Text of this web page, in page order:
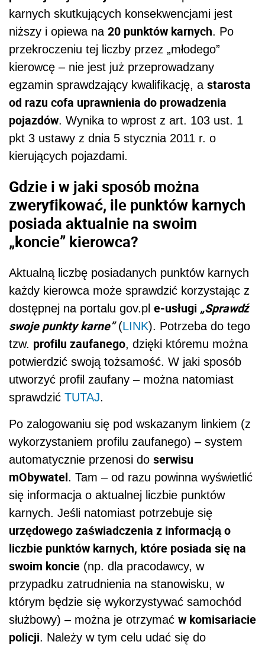
karnych skutkujących konsekwencjami jest
niższy i opiewa na 20 punktów karnych. Po
przekroczeniu tej liczby przez „młodego”
kierowcę – nie jest już przeprowadzany
egzamin sprawdzający kwalifikację, a starosta
od razu cofa uprawnienia do prowadzenia
pojazdów. Wynika to wprost z art. 103 ust. 1
pkt 3 ustawy z dnia 5 stycznia 2011 r. o
kierujących pojazdami.
Gdzie i w jaki sposób można
zweryfikować, ile punktów karnych
posiada aktualnie na swoim
„koncie” kierowca?
Aktualną liczbę posiadanych punktów karnych
każdy kierowca może sprawdzić korzystając z
dostępnej na portalu gov.pl e-usługi „Sprawdź
swoje punkty karne”(LINK). Potrzeba do tego
tzw. profilu zaufanego, dzięki któremu można
potwierdzić swoją tożsamość. W jaki sposób
utworzyć profil zaufany – można natomiast
sprawdzić TUTAJ.
Po zalogowaniu się pod wskazanym linkiem (z
wykorzystaniem profilu zaufanego) – system
automatycznie przenosi do serwisu
mObywatel. Tam – od razu powinna wyświetlić
się informacja o aktualnej liczbie punktów
karnych. Jeśli natomiast potrzebuje się
urzędowego zaświadczenia z informacją o
liczbie punktów karnych, które posiada się na
swoim koncie (np. dla pracodawcy, w
przypadku zatrudnienia na stanowisku, w
którym będzie się wykorzystywać samochód
służbowy) – można je otrzymać w komisariacie
policji. Należy w tym celu udać się do